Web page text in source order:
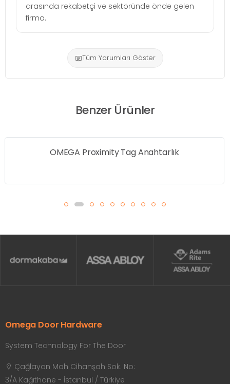
arasında rekabetçi ve sektöründe önde gelen
firma.
Tüm Yorumları Göster
Benzer Ürünler
OMEGA Proximity Tag Anahtarlık
Omega Door Hardware
System Technology For The Door
Çağlayan Mah Cihanşah Sok. No:
3/A Kağıthane - İstanbul / Türkiye